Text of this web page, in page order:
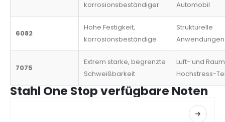
korrosionsbeständiger
Automobil
6082
Hohe Festigkeit,
korrosionsbeständige
Strukturelle
Anwendungen
7075
Extrem starke, begrenzte
Schweißbarkeit
Luft- und
Hochstress-
Stahl One Stop verfügbare Noten